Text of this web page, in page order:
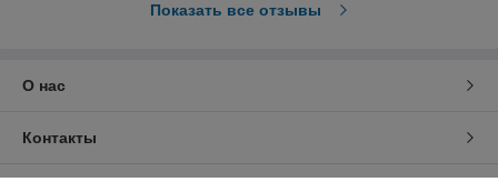
Показать все отзывы
О нас
Контакты